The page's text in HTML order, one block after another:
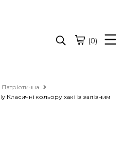
(0)
Патріотична
Класичні кольору хакі із залізним